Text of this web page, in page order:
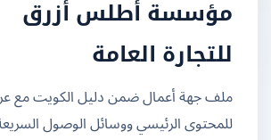
مؤسسة أطلس أزرق
للتجارة العامة
ملف جهة أعمال ضمن دليل الكويت مع عرض
للمحتوى الرئيسي ووسائل الوصول السريعة.